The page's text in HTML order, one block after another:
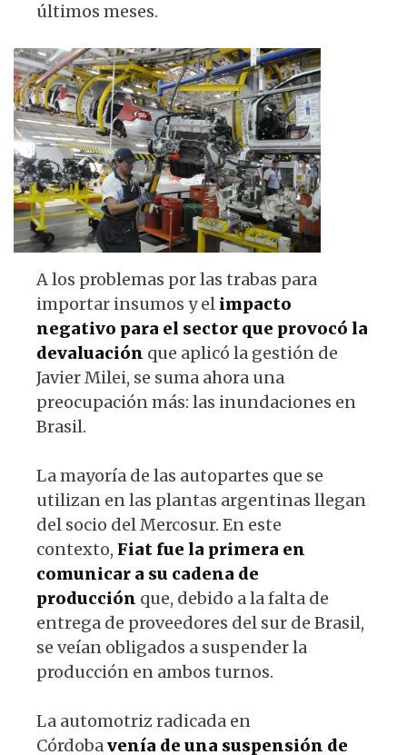
últimos meses.
A los problemas por las trabas para
importar insumos y el impacto
negativo para el sector que provocó la
devaluación que aplicó la gestión de
Javier Milei, se suma ahora una
preocupación más: las inundaciones en
Brasil.
La mayoría de las autopartes que se
utilizan en las plantas argentinas llegan
del socio del Mercosur. En este
contexto, Fiat fue la primera en
comunicar a su cadena de
producción que, debido a la falta de
entrega de proveedores del sur de Brasil,
se veían obligados a suspender la
producción en ambos turnos.
La automotriz radicada en
Córdobavenía de una suspensión de